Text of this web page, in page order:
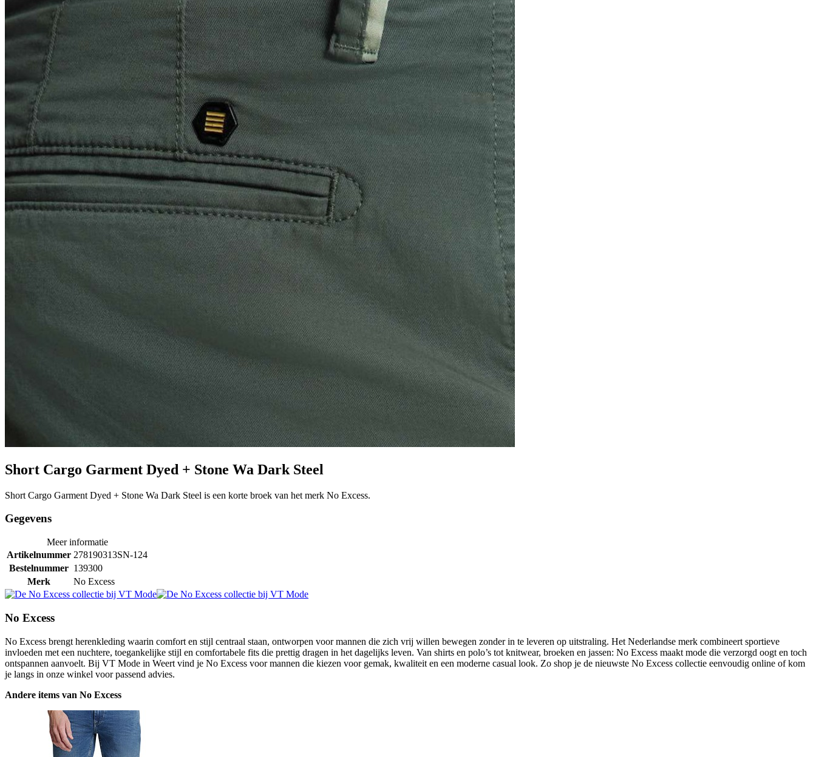
Short Cargo Garment Dyed + Stone Wa Dark Steel
Short Cargo Garment Dyed + Stone Wa Dark Steel is een korte broek van het merk No Excess.
Gegevens
Meer informatie
Artikelnummer 278190313SN-124
Bestelnummer 139300
Merk
No Excess
No Excess
No Excess brengt herenkleding waarin comfort en stijl centraal staan, ontworpen voor mannen die zich vrij willen bewegen zonder in te leveren op uitstraling. Het Nederlandse merk combineert sportieve
invloeden met een nuchtere, toegankelijke stijl en comfortabele fits die prettig dragen in het dagelijks leven. Van shirts en polo’s tot knitwear, broeken en jassen: No Excess maakt mode die verzorgd oogt en toch
ontspannen aanvoelt. Bij VT Mode in Weert vind je No Excess voor mannen die kiezen voor gemak, kwaliteit en een moderne casual look. Zo shop je de nieuwste No Excess collectie eenvoudig online of kom
je langs in onze winkel voor passend advies.
Andere items van No Excess